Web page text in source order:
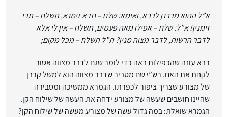
א”ל ההוא מרבנן לרבא, ואימא: שלח – חדא זימנא, תשלח – תרי
זימנין! א”ל: שלח – אפילו מאה פעמים, תשלח – אין לי אלא
לדבר הרשות, לדבר מצוה מנין? ת”ל תשלח – מכל מקום;
רבא עונה שהכפילות באה כדי לומר שגם לדבר מצווה אסור
לקחת את האם. רש”י שם מסביר שדבר מצווה הוא למשל קרבן
של מצורע שצריך ציפור לכפרתו. הגמרא ממשיכה ומסבירה
שהיינו חושבים שעשה של מצורע ידחה את העשה של שילוח הקן.
הגמרא שואלת: במה גדול עשה של מצורע מעשה של שילוח הקן?